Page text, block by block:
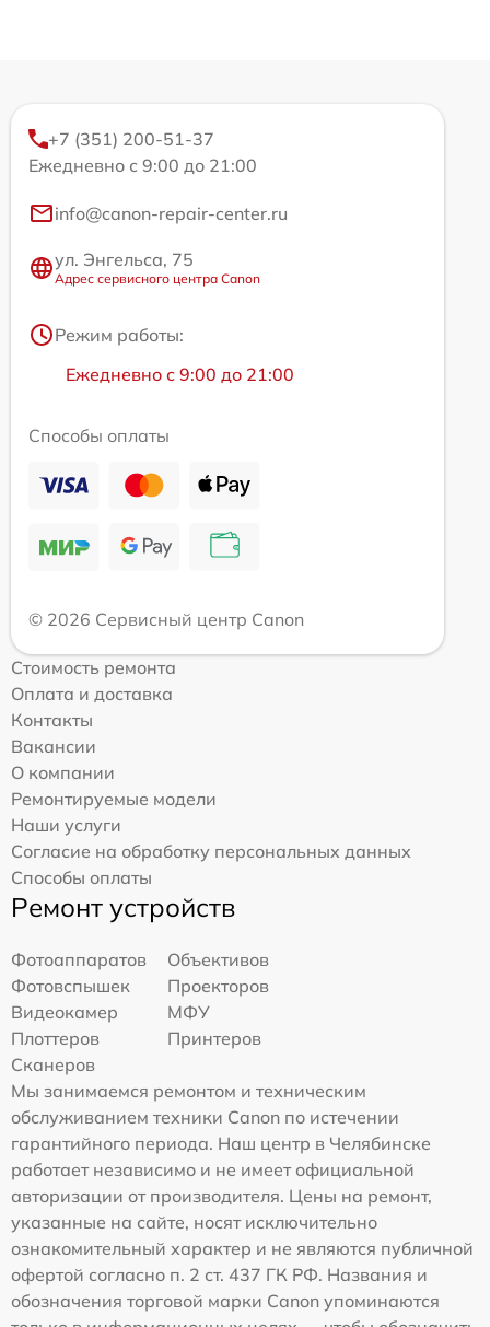
+7 (351) 200-51-37
Ежедневно с 9:00 до 21:00
info@canon-repair-center.ru
ул. Энгельса, 75
Адрес сервисного центра Canon
Режим работы:
Ежедневно с 9:00 до 21:00
Способы оплаты
© 2026 Сервисный центр Canon
Стоимость ремонта
Оплата и доставка
Контакты
Вакансии
О компании
Ремонтируемые модели
Наши услуги
Согласие на обработку персональных данных
Способы оплаты
Ремонт устройств
Фотоаппаратов
Объективов
Фотовспышек
Проекторов
Видеокамер
МФУ
Плоттеров
Принтеров
Сканеров
Мы занимаемся ремонтом и техническим
обслуживанием техники Canon по истечении
гарантийного периода. Наш центр в Челябинске
работает независимо и не имеет официальной
авторизации от производителя. Цены на ремонт,
указанные на сайте, носят исключительно
ознакомительный характер и не являются публичной
офертой согласно п. 2 ст. 437 ГК РФ. Названия и
обозначения торговой марки Canon упоминаются